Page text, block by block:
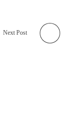
Next Post